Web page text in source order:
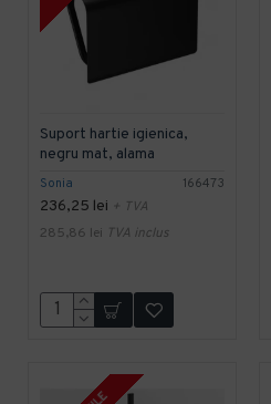
Sonia 166473
Suport hartie igienica,
negru mat, alama
236,25 lei + TVA
285,86 lei TVA inclus